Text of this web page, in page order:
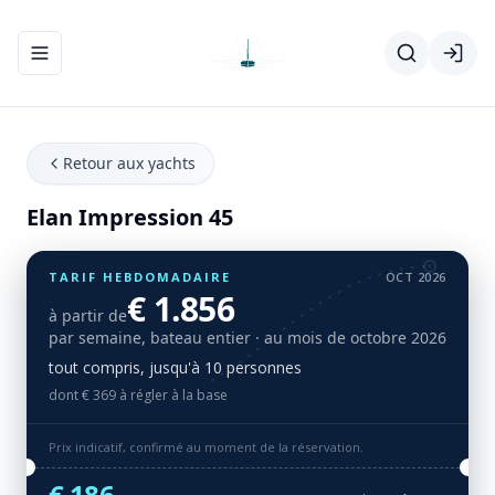
Ouvrir/fermer le menu de navigation
Retour aux yachts
Elan Impression 45
TARIF HEBDOMADAIRE OCT 2026
à partir de€ 1.856
par semaine, bateau entier · au mois de octobre 2026
tout compris, jusqu'à 10 personnes
dont € 369 à régler à la base
Prix indicatif, confirmé au moment de la réservation.